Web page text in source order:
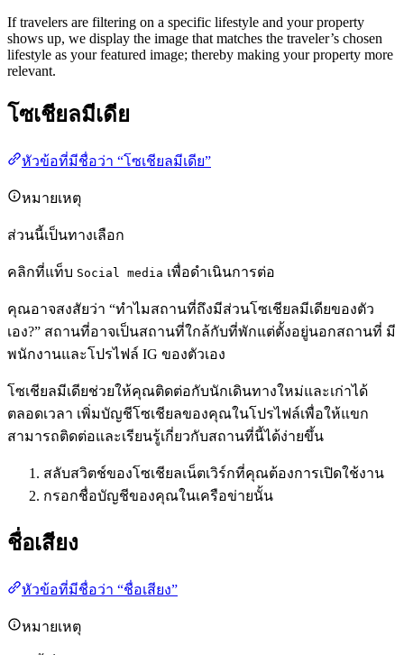
If travelers are filtering on a specific lifestyle and your property
shows up, we display the image that matches the traveler’s chosen
lifestyle as your featured image; thereby making your property more
relevant.
โซเชียลมีเดีย
หัวข้อที่มีชื่อว่า “โซเชียลมีเดีย”
หมายเหตุ
ส่วนนี้เป็นทางเลือก
คลิกที่แท็บ Social media เพื่อดำเนินการต่อ
คุณอาจสงสัยว่า “ทำไมสถานที่ถึงมีส่วนโซเชียลมีเดียของตัว
เอง?” สถานที่อาจเป็นสถานที่ใกล้กับที่พักแต่ตั้งอยู่นอกสถานที่ มี
พนักงานและโปรไฟล์ IG ของตัวเอง
โซเชียลมีเดียช่วยให้คุณติดต่อกับนักเดินทางใหม่และเก่าได้
ตลอดเวลา เพิ่มบัญชีโซเชียลของคุณในโปรไฟล์เพื่อให้แขก
สามารถติดต่อและเรียนรู้เกี่ยวกับสถานที่นี้ได้ง่ายขึ้น
สลับสวิตช์ของโซเชียลเน็ตเวิร์กที่คุณต้องการเปิดใช้งาน
กรอกชื่อบัญชีของคุณในเครือข่ายนั้น
ชื่อเสียง
หัวข้อที่มีชื่อว่า “ชื่อเสียง”
หมายเหตุ